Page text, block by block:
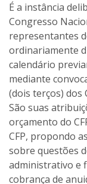
É a instância
Congresso
representantes
ordinariamente
calendário
mediante
(dois terços) dos
São suas
orçamento do
CFP, propondo
sobre questões
administrativo e
cobrança de